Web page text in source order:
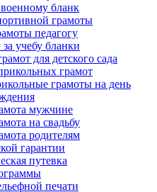
бланк
грамоты
педагогу
учебу бланки
для детского сада
грамот
грамоты на день
мужчине
на свадьбу
родителям
гарантии
путевка
печати